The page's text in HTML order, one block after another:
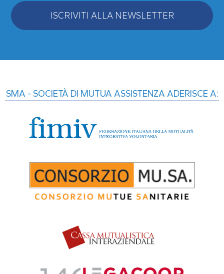
ISCRIVITI ALLA NEWSLETTER
SMA - SOCIETÀ DI MUTUA ASSISTENZA ADERISCE A: